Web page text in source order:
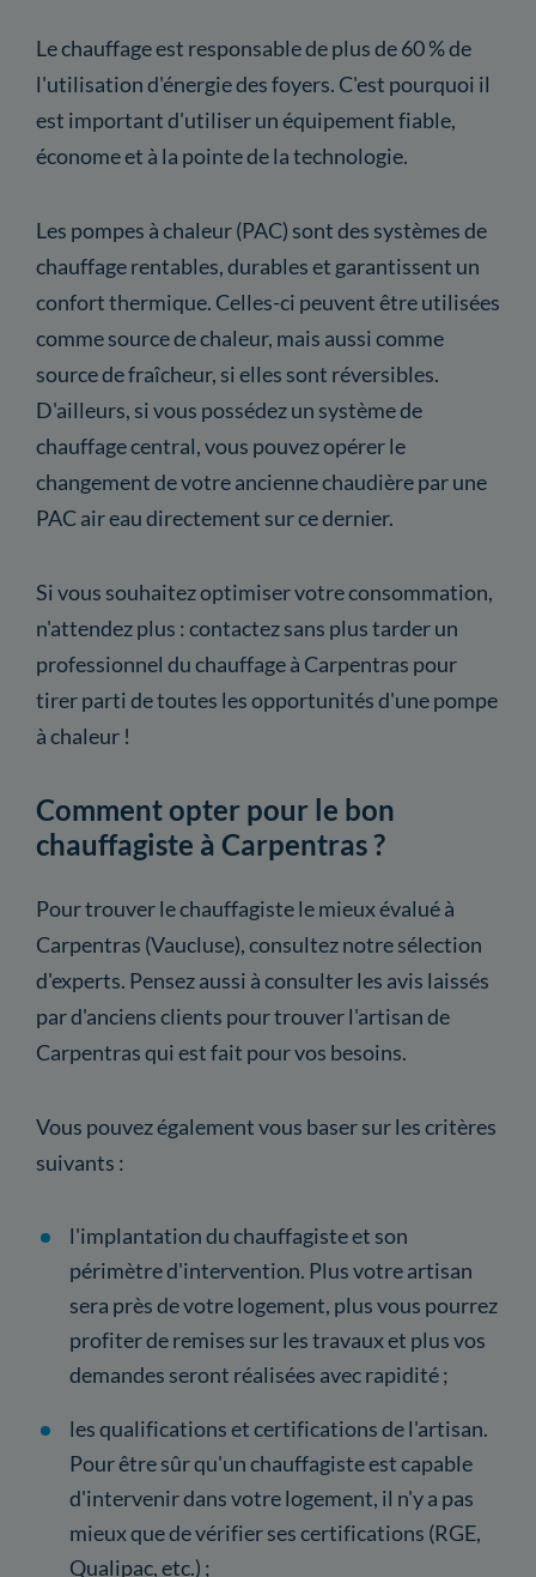
Le chauffage est responsable de plus de 60 % de
l'utilisation d'énergie des foyers. C'est pourquoi il
est important d'utiliser un équipement fiable,
économe et à la pointe de la technologie.
Les pompes à chaleur (PAC) sont des systèmes de
chauffage rentables, durables et garantissent un
confort thermique. Celles-ci peuvent être utilisées
comme source de chaleur, mais aussi comme
source de fraîcheur, si elles sont réversibles.
D'ailleurs, si vous possédez un système de
chauffage central, vous pouvez opérer le
changement de votre ancienne chaudière par une
PAC air eau directement sur ce dernier.
Si vous souhaitez optimiser votre consommation,
n'attendez plus : contactez sans plus tarder un
professionnel du chauffage à Carpentras pour
tirer parti de toutes les opportunités d'une pompe
à chaleur !
Comment opter pour le bon
chauffagiste à Carpentras ?
Pour trouver le chauffagiste le mieux évalué à
Carpentras (Vaucluse), consultez notre sélection
d'experts. Pensez aussi à consulter les avis laissés
par d'anciens clients pour trouver l'artisan de
Carpentras qui est fait pour vos besoins.
Vous pouvez également vous baser sur les critères
suivants :
l'implantation du chauffagiste et son
périmètre d'intervention. Plus votre artisan
sera près de votre logement, plus vous pourrez
profiter de remises sur les travaux et plus vos
demandes seront réalisées avec rapidité ;
les qualifications et certifications de l'artisan.
Pour être sûr qu'un chauffagiste est capable
d'intervenir dans votre logement, il n'y a pas
mieux que de vérifier ses certifications (RGE,
Qualipac, etc.) ;